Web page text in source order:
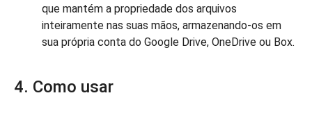
que mantém a propriedade dos arquivos
inteiramente nas suas mãos, armazenando-os em
sua própria conta do Google Drive, OneDrive ou Box.
4. Como usar